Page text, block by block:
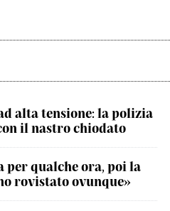
alta tensione: la polizia
il nastro chiodato
per qualche ora, poi la
rovistato ovunque»